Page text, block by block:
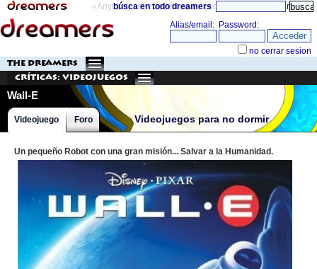
«Anything can happen and it probably will» directorio
búsca en todo dreamers
THE DREAMERS
Críticas: Videojuegos
Wall-E
Videojuegos para no dormir
Videojuego Foro
Un pequeño Robot con una gran misión... Salvar a la Humanidad.